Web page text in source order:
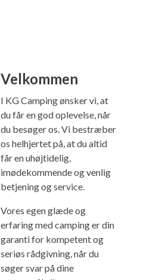
Velkommen
I KG Camping ønsker vi, at
du får en god oplevelse, når
du besøger os. Vi bestræber
os helhjertet på, at du altid
får en uhøjtidelig,
imødekommende og venlig
betjening og service.
Vores egen glæde og
erfaring med camping er din
garanti for kompetent og
seriøs rådgivning, når du
søger svar på dine